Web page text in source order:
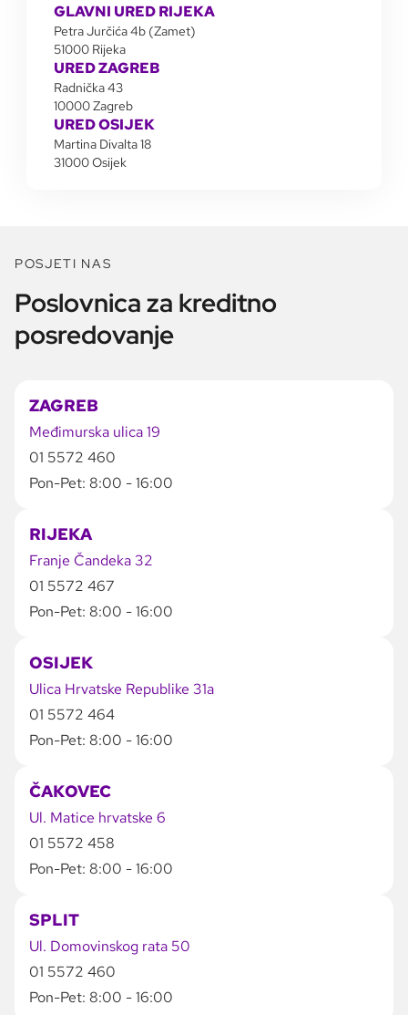
GLAVNI URED RIJEKA
Petra Jurčića 4b (Zamet)
51000 Rijeka
URED ZAGREB
Radnička 43
10000 Zagreb
URED OSIJEK
Martina Divalta 18
31000 Osijek
POSJETI NAS
Poslovnica za kreditno
posredovanje
ZAGREB
Međimurska ulica 19
01 5572 460
Pon-Pet: 8:00 - 16:00
RIJEKA
Franje Čandeka 32
01 5572 467
Pon-Pet: 8:00 - 16:00
OSIJEK
Ulica Hrvatske Republike 31a
01 5572 464
Pon-Pet: 8:00 - 16:00
ČAKOVEC
Ul. Matice hrvatske 6
01 5572 458
Pon-Pet: 8:00 - 16:00
SPLIT
Ul. Domovinskog rata 50
01 5572 460
Pon-Pet: 8:00 - 16:00